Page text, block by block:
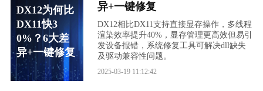
DX12为何比
DX11快3
0%？6大差
异+一键修复
异+一键修复
DX12相比DX11支持直接显存操作，多线程
渲染效率提升40%，显存管理更高效但易引
发设备报错，系统修复工具可解决dll缺失
及驱动兼容性问题。
2025-03-19 11:12:42